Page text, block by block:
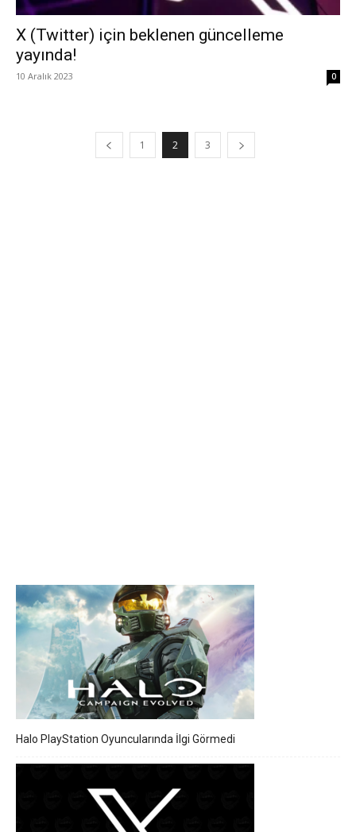
X (Twitter) için beklenen güncelleme
yayında!
10 Aralık 2023 0
1 2 3
Halo PlayStation Oyuncularında İlgi Görmedi